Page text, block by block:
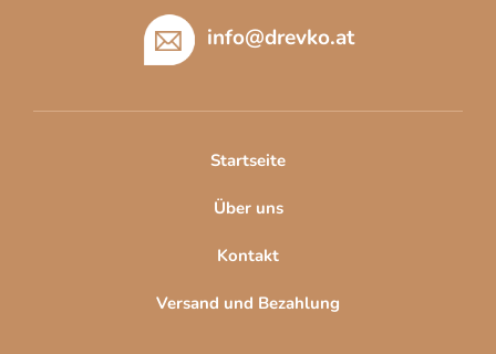
info@drevko.at
Startseite
Über uns
Kontakt
Versand und Bezahlung